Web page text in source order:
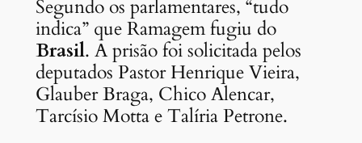
Segundo os parlamentares, “tudo
indica” que Ramagem fugiu do
Brasil. A prisão foi solicitada pelos
deputados Pastor Henrique Vieira,
Glauber Braga, Chico Alencar,
Tarcísio Motta e Talíria Petrone.